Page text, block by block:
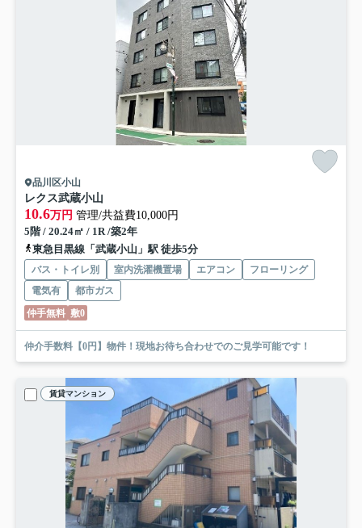
品川区小山
レクス武蔵小山
10.6万円 管理/共益費10,000円
5階 / 20.24㎡ / 1R /築2年
東急目黒線「武蔵小山」駅 徒歩5分
バス・トイレ別 室内洗濯機置場 エアコン
フローリング
電気有
都市ガス
仲手無料 敷0
仲介手数料【0円】物件！現地お待ち合わせでのご見学可能です！
賃貸マンション